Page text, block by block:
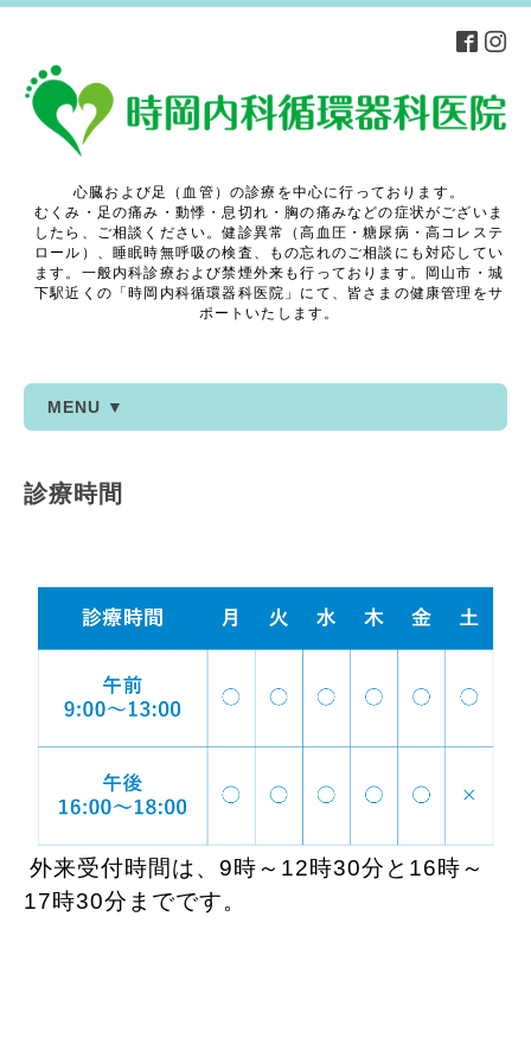
心臓および足（血管）の診療を中心に行っております。
むくみ・足の痛み・動悸・息切れ・胸の痛みなどの症状がございま
したら、ご相談ください。健診異常（高血圧・糖尿病・高コレステ
ロール）、睡眠時無呼吸の検査、もの忘れのご相談にも対応してい
ます。一般内科診療および禁煙外来も行っております。岡山市・城
下駅近くの「時岡内科循環器科医院」にて、皆さまの健康管理をサ
ポートいたします。
MENU ▼
診療時間
外来受付時間は、9時～12時30分と16時～
17時30分までです。